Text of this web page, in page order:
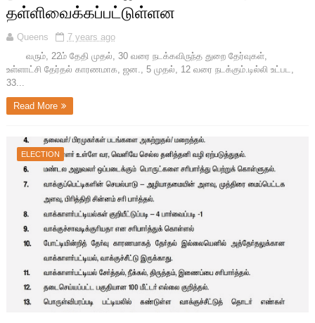
தள்ளிவைக்கப்பட்டுள்ளன
Queens
7 years ago
வரும், 22ம் தேதி முதல், 30 வரை நடக்கவிருந்த துறை தேர்வுகள்,
உள்ளாட்சி தேர்தல் காரணமாக, ஜன., 5 முதல், 12 வரை நடக்கும்.டில்லி உட்பட,
33...
Read More
ELECTION